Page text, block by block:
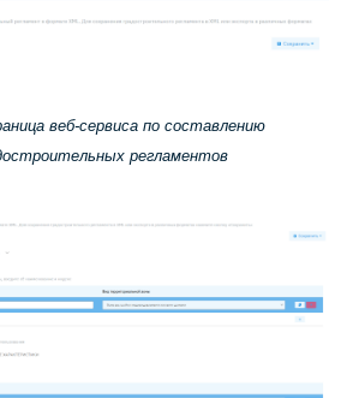
веб-сервиса по составлению
регламентов